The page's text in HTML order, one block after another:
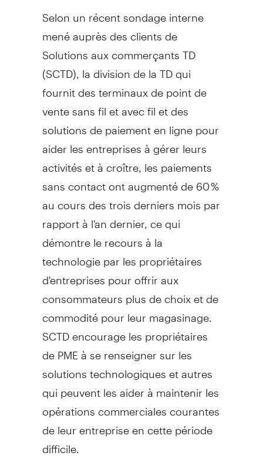
Selon un récent sondage interne
mené auprès des clients de
Solutions aux commerçants TD
(SCTD), la division de la TD qui
fournit des terminaux de point de
vente sans fil et avec fil et des
solutions de paiement en ligne pour
aider les entreprises à gérer leurs
activités et à croître, les paiements
sans contact ont augmenté de 60 %
au cours des trois derniers mois par
rapport à l'an dernier, ce qui
démontre le recours à la
technologie par les propriétaires
d'entreprises pour offrir aux
consommateurs plus de choix et de
commodité pour leur magasinage.
SCTD encourage les propriétaires
de PME à se renseigner sur les
solutions technologiques et autres
qui peuvent les aider à maintenir les
opérations commerciales courantes
de leur entreprise en cette période
difficile.